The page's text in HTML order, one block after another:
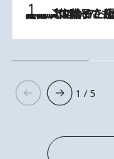
2026.8.5
【阿川佐和子さんの年とる力】なぜ70代で始めた趣味は“こんなに楽しい”のか？ ピアノ、俳句…スランプに陥っても続けられる“ある秘訣”とは
1 / 5